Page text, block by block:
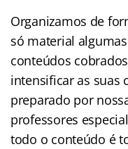
Organizamos de
só material
conteúdos
intensificar as suas
preparado por
professores
todo o conteúdo é